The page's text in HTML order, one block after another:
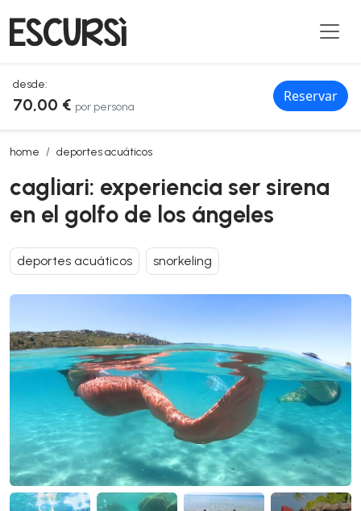
desde:
70,00 € por persona
Reservar
home deportes acuáticos
cagliari: experiencia ser sirena en el golfo de los ángeles
cagliari: experiencia ser sirena
en el golfo de los ángeles
deportes acuáticos snorkeling